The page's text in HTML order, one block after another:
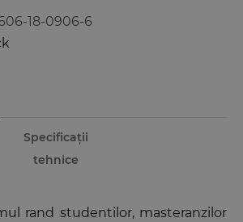
18-0906-6
Specificații
tehnice
rand studentilor, masteranzilor